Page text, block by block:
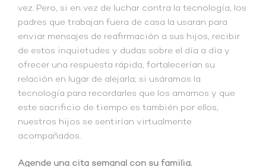
vez. Pero, si en vez de luchar contra la tecnología, los
padres que trabajan fuera de casa la usaran para
enviar mensajes de reafirmación a sus hijos, recibir
de estos inquietudes y dudas sobre el día a día y
ofrecer una respuesta rápida, fortalecerían su
relación en lugar de alejarla; si usáramos la
tecnología para recordarles que los amamos y que
este sacrificio de tiempo es también por ellos,
nuestros hijos se sentirían virtualmente
acompañados.
Agende una cita semanal con su familia.